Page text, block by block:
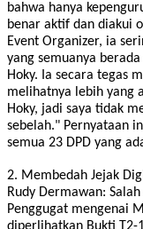
bahwa hanya
benar aktif dan diakui
Event Organizer, ia
yang semuanya
Hoky. Ia secara tegas
melihatnya lebih yang
Hoky, jadi saya tidak
sebelah." Pernyataan
semua 23 DPD yang
2. Membedah Jejak
Rudy Dermawan:
Penggugat mengenai